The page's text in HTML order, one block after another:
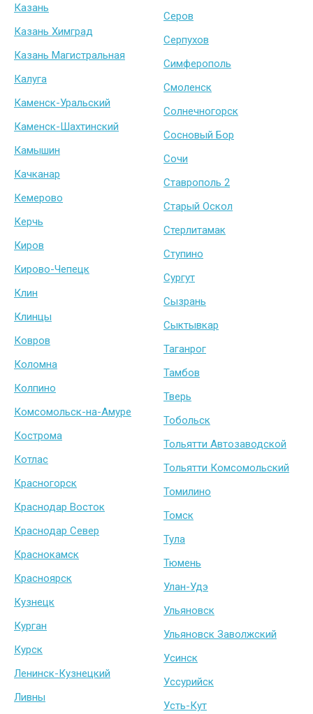
Казань
Казань Химград
Казань Магистральная
Калуга
Каменск-Уральский
Каменск-Шахтинский
Камышин
Качканар
Кемерово
Керчь
Киров
Кирово-Чепецк
Клин
Клинцы
Ковров
Коломна
Колпино
Комсомольск-на-Амуре
Кострома
Котлас
Красногорск
Краснодар Восток
Краснодар Север
Краснокамск
Красноярск
Кузнецк
Курган
Курск
Ленинск-Кузнецкий
Ливны
Серов
Серпухов
Симферополь
Смоленск
Солнечногорск
Сосновый Бор
Сочи
Ставрополь 2
Старый Оскол
Стерлитамак
Ступино
Сургут
Сызрань
Сыктывкар
Таганрог
Тамбов
Тверь
Тобольск
Тольятти Автозаводской
Тольятти Комсомольский
Томилино
Томск
Тула
Тюмень
Улан-Удэ
Ульяновск
Ульяновск Заволжский
Усинск
Уссурийск
Усть-Кут